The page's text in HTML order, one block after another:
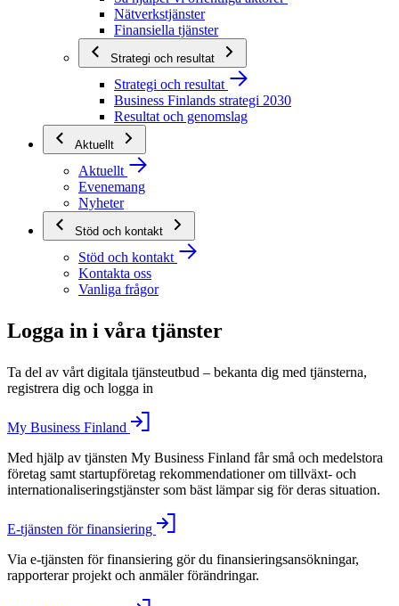
Nätverkstjänster
Finansiella tjänster
Strategi och resultat
Strategi och resultat
Business Finlands strategi 2030
Resultat och genomslag
Aktuellt
Aktuellt
Evenemang
Nyheter
Stöd och kontakt
Stöd och kontakt
Kontakta oss
Vanliga frågor
Logga in i våra tjänster
Ta del av vårt digitala tjänsteutbud – bekanta dig med tjänsterna,
registrera dig och logga in
My Business Finland
Med hjälp av tjänsten My Business Finland får små och medelstora
företag samt startupföretag rekommendationer om tillväxt- och
internationaliseringstjänster som bäst lämpar sig för deras situation.
E-tjänsten för finansiering
Via e-tjänsten för finansiering gör du finansieringsansökningar,
rapporterar projekt och anmäler förändringar.